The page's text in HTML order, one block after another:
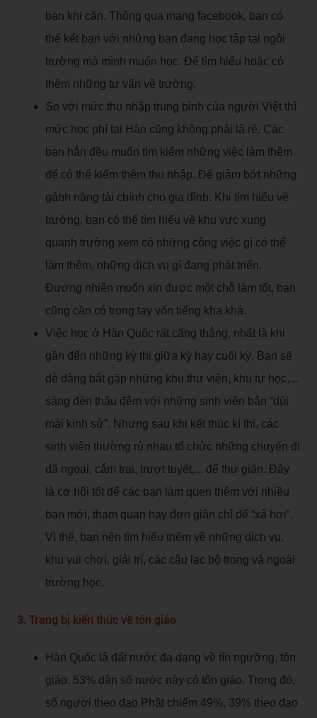
bạn khi cần. Thông qua mạng facebook, bạn có
thể kết bạn với những bạn đang học tập tại ngôi
trường mà mình muốn học. Để tìm hiểu hoặc có
thêm những tư vấn về trường.
So với mức thu nhập trung bình của người Việt thì
mức học phí tại Hàn cũng không phải là rẻ. Các
bạn hẳn đều muốn tìm kiếm những việc làm thêm
để có thể kiếm thêm thu nhập. Để giảm bớt những
gánh nặng tài chính cho gia đình. Khi tìm hiểu về
trường, bạn có thể tìm hiểu về khu vực xung
quanh trường xem có những công việc gì có thể
làm thêm, những dịch vụ gì đang phát triển.
Đương nhiên muốn xin được một chỗ làm tốt, bạn
cũng cần có trong tay vốn tiếng kha khá.
Việc học ở Hàn Quốc rất căng thẳng, nhất là khi
gần đến những kỳ thi giữa kỳ hay cuối kỳ. Bạn sẽ
dễ dàng bắt gặp những khu thư viện, khu tự học,...
sáng đèn thâu đêm với những sinh viên bận “dùi
mài kinh sử”. Nhưng sau khi kết thúc kì thi, các
sinh viên thường rủ nhau tổ chức những chuyến đi
dã ngoại, cắm trại, trượt tuyết,... để thư giãn. Đây
là cơ hội tốt để các bạn làm quen thêm với nhiều
bạn mới, tham quan hay đơn giản chỉ để “xả hơi”.
Vì thế, bạn nên tìm hiểu thêm về những dịch vụ,
khu vui chơi, giải trí, các câu lạc bộ trong và ngoài
trường học.
3. Trang bị kiến thức về tôn giáo
Hàn Quốc là đất nước đa dạng về tín ngưỡng, tôn
giáo. 53% dân số nước này có tôn giáo. Trong đó,
số người theo đạo Phật chiếm 49%, 39% theo đạo